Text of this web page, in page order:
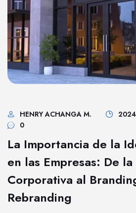
HENRY ACHANGA M.
0
La Importancia de la
en las Empresas: De
Corporativa al
Rebranding